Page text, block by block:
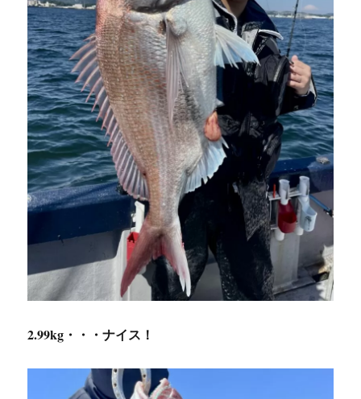
2.99kg・・・ナイス！